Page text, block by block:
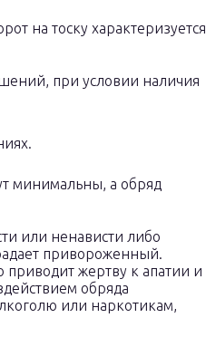
на тоску характеризуется
при условии наличия
минимальны, а обряд
или ненависти либо
привороженный.
приводит жертву к апатии и
обряда
или наркотикам,